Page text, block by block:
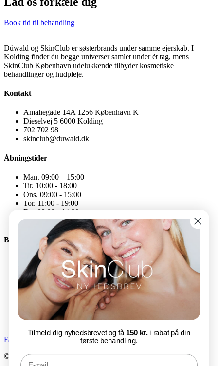
Book tid til behandling
Düwald og SkinClub er søsterbrands under samme ejerskab. I
Kolding finder du begge universer samlet under ét tag, mens
SkinClub København udelukkende tilbyder kosmetiske
behandlinger og hudpleje.
Kontakt
Amaliegade 14A 1256 København K
Dieselvej 5 6000 Kolding
702 702 98
skinclub@duwald.dk
Åbningstider
Man. 09:00 – 15:00
Tir. 10:00 - 18:00
Ons. 09:00 - 15:00
Tor. 11:00 - 19:00
Fre. 09:00 - 14:00
Åbningstiderne kan variere
Bliv en del af SkinClub
E-mail
Tilmeld nu
Facebook-f
Instagram
© SkinClub 2025
Tilmeld dig nyhedsbrevet og få 150 kr.i rabat på din
første behandling.